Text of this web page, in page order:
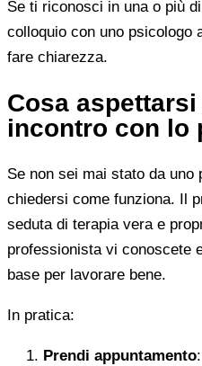
Se ti riconosci in una o più
colloquio con uno psicologo
fare chiarezza.
Cosa
incontro con lo
Se non sei mai stato da uno
chiedersi come funziona. Il
seduta di terapia vera e
professionista vi conoscete
base per lavorare bene.
In pratica:
Prendi appuntamento